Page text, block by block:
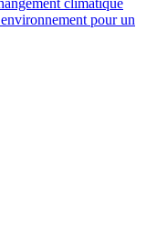
climatique
pour un